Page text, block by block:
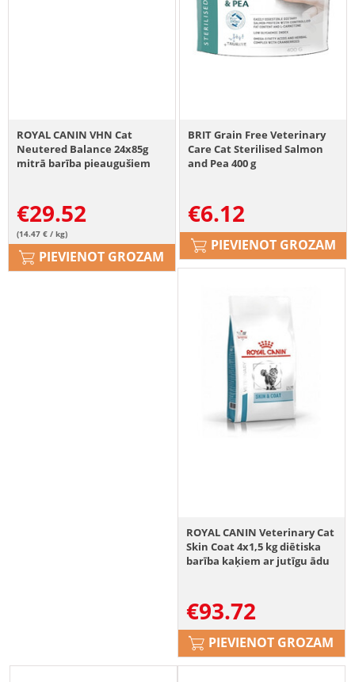
ROYAL CANIN VHN Cat
Neutered Balance 24x85g
mitrā barība pieaugušiem
gadu vecumam.
€29.52
(14.47 € / kg)
PIEVIENOT GROZAM
BRIT Grain Free Veterinary
Care Cat Sterilised Salmon
and Pea 400 g
€6.12
PIEVIENOT GROZAM
ROYAL CANIN Veterinary Cat
Skin Coat 4x1,5 kg diētiska
barība kaķiem ar jutīgu ādu
€93.72
PIEVIENOT GROZAM